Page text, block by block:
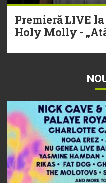
Premieră LIVE
Holy Molly -